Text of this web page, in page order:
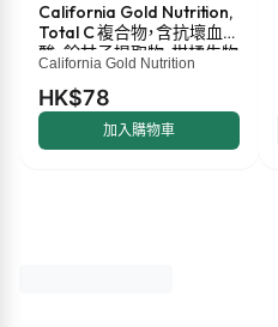
California Gold Nutrition,
Total C 複合物，含抗壞血
酸、餘甘子提取物、柑橘生物
類黃酮和玫瑰果提取物，
500 毫克，60 粒素食膠囊
California Gold Nutrition
HK$78
加入購物車